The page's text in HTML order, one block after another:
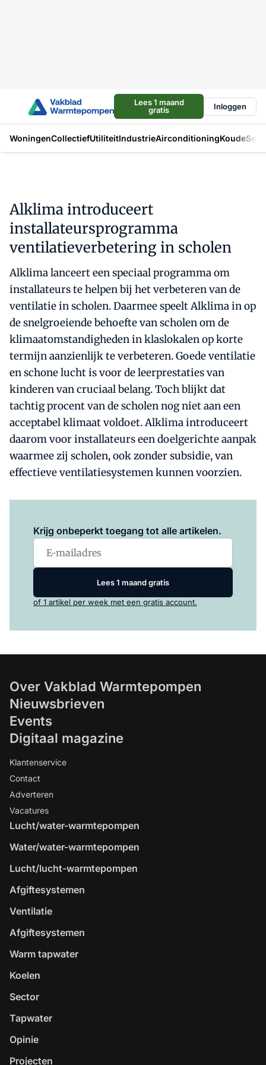
Lees 1 maand
gratis
Inloggen
WoningenCollectiefUtiliteitIndustrieAirconditioningKoude
Alklima introduceert
installateursprogramma
ventilatieverbetering in scholen
Alklima lanceert een speciaal programma om
installateurs te helpen bij het verbeteren van de
ventilatie in scholen. Daarmee speelt Alklima in op
de snelgroeiende behoefte van scholen om de
klimaatomstandigheden in klaslokalen op korte
termijn aanzienlijk te verbeteren. Goede ventilatie
en schone lucht is voor de leerprestaties van
kinderen van cruciaal belang. Toch blijkt dat
tachtig procent van de scholen nog niet aan een
acceptabel klimaat voldoet. Alklima introduceert
daarom voor installateurs een doelgerichte aanpak
waarmee zij scholen, ook zonder subsidie, van
effectieve ventilatiesystemen kunnen voorzien.
Krijg onbeperkt toegang tot alle artikelen.
Lees 1 maand gratis
of 1 artikel per week met een gratis account.
Over Vakblad Warmtepompen
Nieuwsbrieven
Events
Digitaal magazine
Klantenservice
Contact
Adverteren
Vacatures
Lucht/water-warmtepompen
Water/water-warmtepompen
Lucht/lucht-warmtepompen
Afgiftesystemen
Ventilatie
Afgiftesystemen
Warm tapwater
Koelen
Sector
Tapwater
Opinie
Projecten